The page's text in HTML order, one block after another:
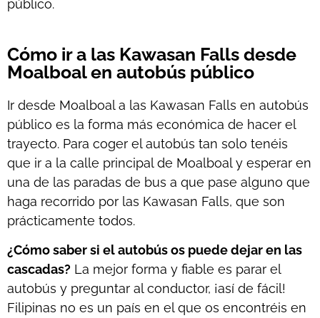
público.
Cómo ir a las Kawasan Falls desde
Moalboal en autobús público
Ir desde Moalboal a las Kawasan Falls en autobús
público es la forma más económica de hacer el
trayecto. Para coger el autobús tan solo tenéis
que ir a la calle principal de Moalboal y esperar en
una de las paradas de bus a que pase alguno que
haga recorrido por las Kawasan Falls, que son
prácticamente todos.
¿Cómo saber si el autobús os puede dejar en las
cascadas? La mejor forma y fiable es parar el
autobús y preguntar al conductor, ¡así de fácil!
Filipinas no es un país en el que os encontréis en